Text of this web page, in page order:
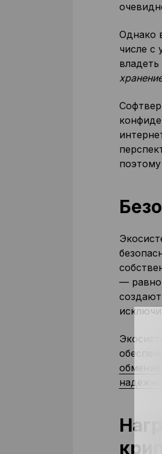
Однако
числе с
— равно